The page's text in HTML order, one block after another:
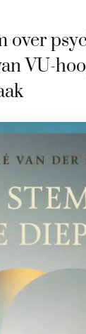
over
VU-